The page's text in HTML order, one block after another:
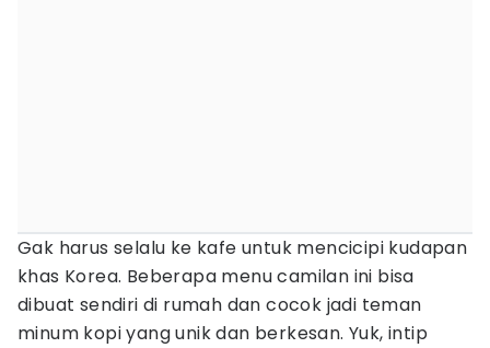
Gak harus selalu ke kafe untuk mencicipi kudapan
khas Korea. Beberapa menu camilan ini bisa
dibuat sendiri di rumah dan cocok jadi teman
minum kopi yang unik dan berkesan. Yuk, intip